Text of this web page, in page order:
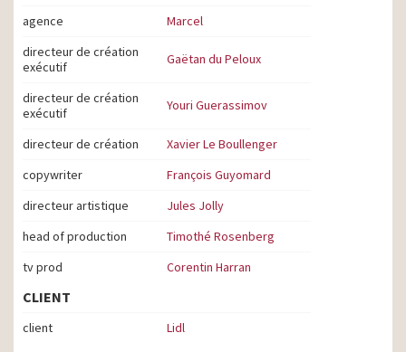
agence
Marcel
directeur de création
exécutif
Gaëtan du Peloux
directeur de création
exécutif
Youri Guerassimov
directeur de création
Xavier Le Boullenger
copywriter
François Guyomard
directeur artistique
Jules Jolly
head of production
Timothé Rosenberg
tv prod
Corentin Harran
CLIENT
client Lidl